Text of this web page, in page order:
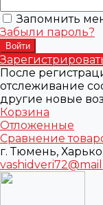
Запомнить
Забыли пароль?
После
отслеживание
другие новые
Корзина
Отложенные
Сравнение
г. Тюмень,